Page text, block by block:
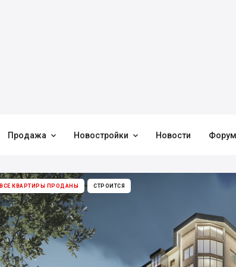
Продажа  Новостройки  Новости Форум
ВСЕ КВАРТИРЫ ПРОДАНЫ СТРОИТСЯ